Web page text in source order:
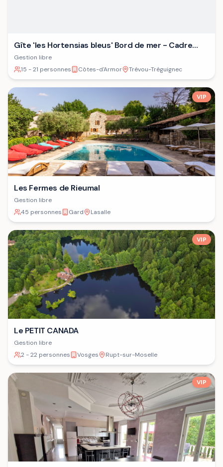
Gîte 'les Hortensias bleus' Bord de mer - Cadre
verdoyant - Plage
Gestion libre
15 - 21 personnes
Côtes-d'Armor Trévou-Tréguignec
VIP
Les Fermes de Rieumal
Gestion libre
45 personnes
Gard Lasalle
VIP
Le PETIT CANADA
Gestion libre
2 - 22 personnes
Vosges Rupt-sur-Moselle
VIP